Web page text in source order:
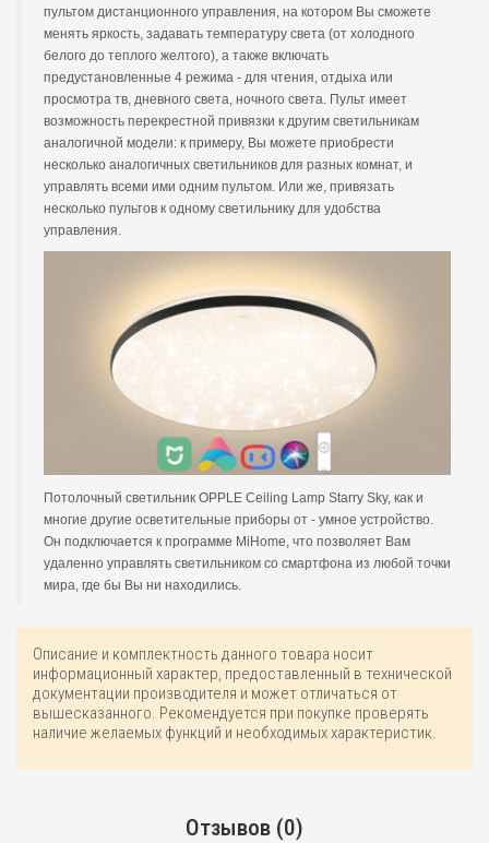
пультом дистанционного управления, на котором Вы сможете
менять яркость, задавать температуру света (от холодного
белого до теплого желтого), а также включать
предустановленные 4 режима - для чтения, отдыха или
просмотра тв, дневного света, ночного света. Пульт имеет
возможность перекрестной привязки к другим светильникам
аналогичной модели: к примеру, Вы можете приобрести
несколько аналогичных светильников для разных комнат, и
управлять всеми ими одним пультом. Или же, привязать
несколько пультов к одному светильнику для удобства
управления.
Потолочный светильник OPPLE Ceiling Lamp Starry Sky, как и
многие другие осветительные приборы от - умное устройство.
Он подключается к программе MiHome, что позволяет Вам
удаленно управлять светильником со смартфона из любой точки
мира, где бы Вы ни находились.
Описание и комплектность данного товара носит
информационный характер, предоставленный в технической
документации производителя и может отличаться от
вышесказанного. Рекомендуется при покупке проверять
наличие желаемых функций и необходимых характеристик.
Отзывов (0)